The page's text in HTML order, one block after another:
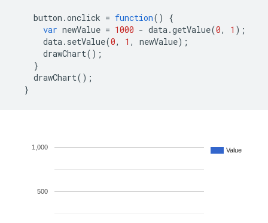
button .onclick = function()
{
var newValue = 1000 - data.getValue(0, 1 );
data. setValue(0, 1 , newValue);
drawChart();
}
drawChart();
}